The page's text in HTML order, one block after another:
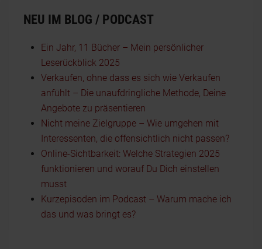
NEU IM BLOG / PODCAST
Ein Jahr, 11 Bücher – Mein persönlicher
Leserückblick 2025
Verkaufen, ohne dass es sich wie Verkaufen
anfühlt – Die unaufdringliche Methode, Deine
Angebote zu präsentieren
Nicht meine Zielgruppe – Wie umgehen mit
Interessenten, die offensichtlich nicht passen?
Online-Sichtbarkeit: Welche Strategien 2025
funktionieren und worauf Du Dich einstellen
musst
Kurzepisoden im Podcast – Warum mache ich
das und was bringt es?